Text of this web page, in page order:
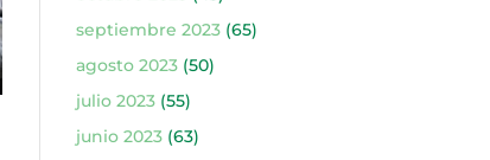
septiembre 2023(65)
agosto 2023(50)
julio 2023(55)
junio 2023(63)